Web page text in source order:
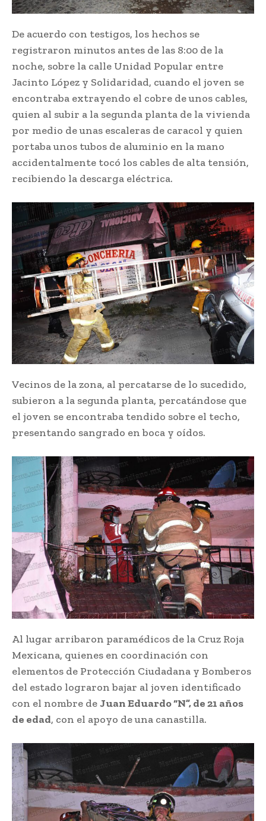
De acuerdo con testigos, los hechos se
registraron minutos antes de las 8:00 de la
noche, sobre la calle Unidad Popular entre
Jacinto López y Solidaridad, cuando el joven se
encontraba extrayendo el cobre de unos cables,
quien al subir a la segunda planta de la vivienda
por medio de unas escaleras de caracol y quien
portaba unos tubos de aluminio en la mano
accidentalmente tocó los cables de alta tensión,
recibiendo la descarga eléctrica.
Vecinos de la zona, al percatarse de lo sucedido,
subieron a la segunda planta, percatándose que
el joven se encontraba tendido sobre el techo,
presentando sangrado en boca y oídos.
Al lugar arribaron paramédicos de la Cruz Roja
Mexicana, quienes en coordinación con
elementos de Protección Ciudadana y Bomberos
del estado lograron bajar al joven identificado
con el nombre deJuan Eduardo “N”, de 21 años
de edad, con el apoyo de una canastilla.